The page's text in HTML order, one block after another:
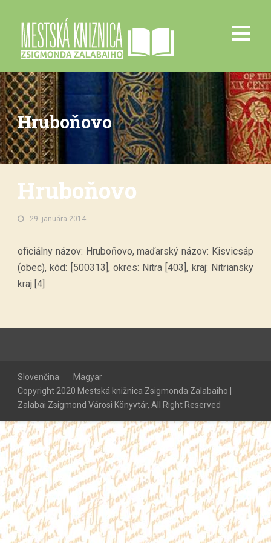
Hruboňovo
Hruboňovo
29. januára 2014.
oficiálny názov: Hruboňovo, maďarský názov: Kisvicsáp
(obec), kód: [500313], okres: Nitra [403], kraj: Nitriansky
kraj [4]
Slovenčina
Magyar
Copyright 2020 Mestská knižnica Zsigmonda Zalabaiho |
Zalabai Zsigmond Városi Könyvtár, All Right Reserved